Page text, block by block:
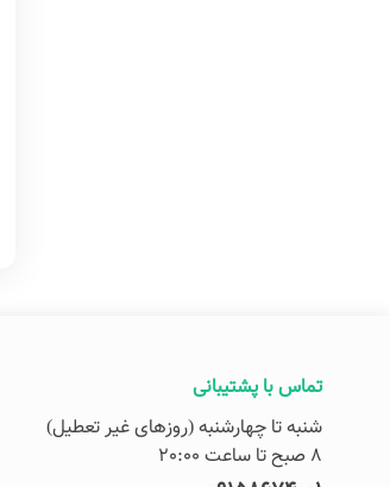
تماس با پشتیبانی
شنبه تا چهارشنبه (روزهای غیر تعطیل)
8 صبح تا ساعت 20:00